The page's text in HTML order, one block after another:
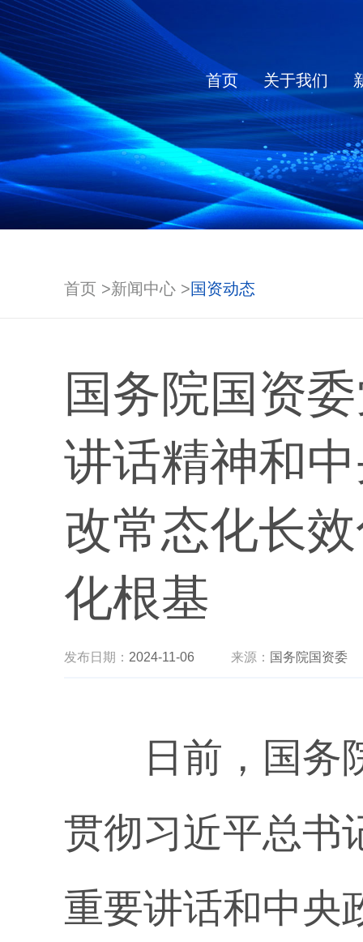
首页 关于我们
公司概况 管
全球布局 资
公司要闻 所
大交通 大城
科技成果 创
科研动态
发展目标 发
发展路径 增
党建工作 纪
人才现状 领
基本信息 公
定期报告 公
首页 >新闻中心 >国资动态
国务院国资
讲话精神和
改常态化长
化根基
发布日期： 2024-11-06 来源： 国务院国资委
日前，国务院
贯彻习近平总书
重要讲话和中央